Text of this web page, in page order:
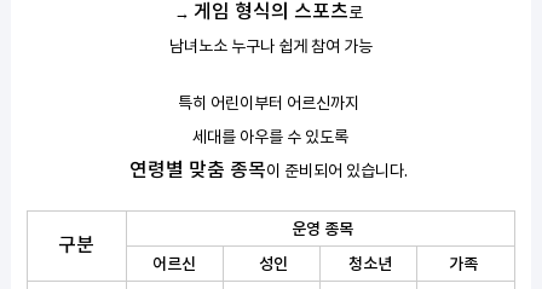
→ 게임 형식의 스포츠로
남녀노소 누구나 쉽게 참여 가능
특히 어린이부터 어르신까지
세대를 아우를 수 있도록
연령별 맞춤 종목이 준비되어 있습니다.
구분
운영 종목
어르신
성인 청소년 가족